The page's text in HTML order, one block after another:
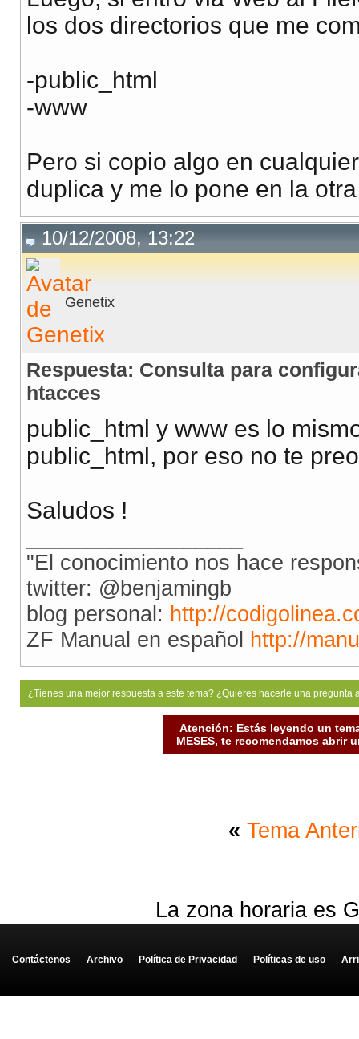
los dos directorios que me
-public_html
-www
Pero si copio algo en
duplica y me lo pone en la
10/12/2008, 13:22
Genetix
Respuesta: Consulta para
htacces
public_html y www es lo
public_html, por eso no te
Saludos !
"El conocimiento nos hace
twitter: @benjamingb
blog personal: http://
ZF Manual en español http://
¿Tienes una mejor respuesta a este tema? ¿Quiéres hacerle una
Atención: Estás leyendo un
MESES, te recomendamos abrir
« Tema
La zona horaria es
Contáctenos - Archivo - Política de Privacidad - Políticas de uso -